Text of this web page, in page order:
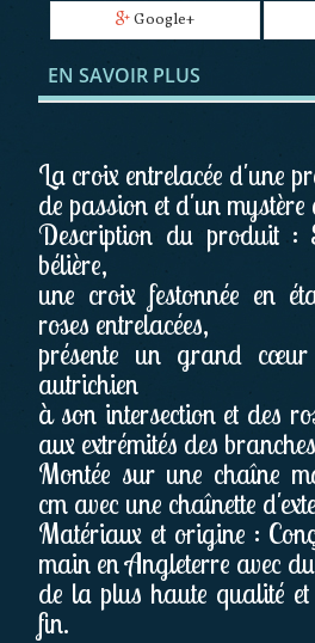
Google+
EN SAVOIR PLUS
La croix entrelacée d'une
de passion et d'un mystère
Description du produit :
bélière,
une croix festonnée en
roses entrelacées,
présente un grand
autrichien
à son intersection et des
aux extrémités des
Montée sur une chaîne
cm avec une chaînette
Matériaux et origine :
main en Angleterre avec
de la plus haute qualité
fin.